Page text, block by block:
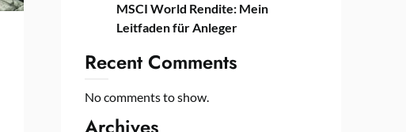
MSCI World Rendite: Mein
Leitfaden für Anleger
Recent Comments
No comments to show.